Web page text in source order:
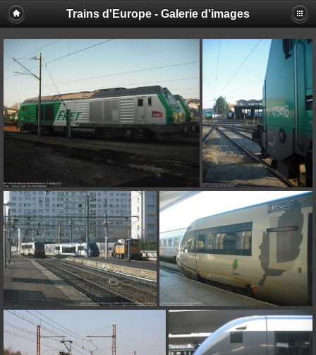
Trains d'Europe - Galerie d'images